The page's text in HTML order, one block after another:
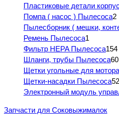
Пластиковые детали
Помпа ( насос ) Пылесоса2
Пылесборник ( мешки,
Ремень Пылесоса1
Фильтр HEPA Пылесоса154
Шланги, трубы Пылесоса60
Щетки угольные для
Щетки-насадки Пылесоса52
Электронный модуль
Запчасти для Соковыжималок